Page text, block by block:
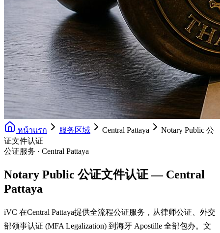
หน้าแรก 服务区域 Central Pattaya
Notary Public 公
证文件认证
公证服务 · Central Pattaya
Notary Public 公证文件认证 — Central
Pattaya
iVC 在Central Pattaya提供全流程公证服务，从律师公证、外交
部领事认证 (MFA Legalization) 到海牙 Apostille 全部包办。文